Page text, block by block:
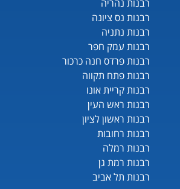
רבנות נהריה
רבנות נס ציונה
רבנות נתניה
רבנות עמק חפר
רבנות פרדס חנה כרכור
רבנות פתח תקווה
רבנות קריית אונו
רבנות ראש העין
רבנות ראשון לציון
רבנות רחובות
רבנות רמלה
רבנות רמת גן
רבנות תל אביב